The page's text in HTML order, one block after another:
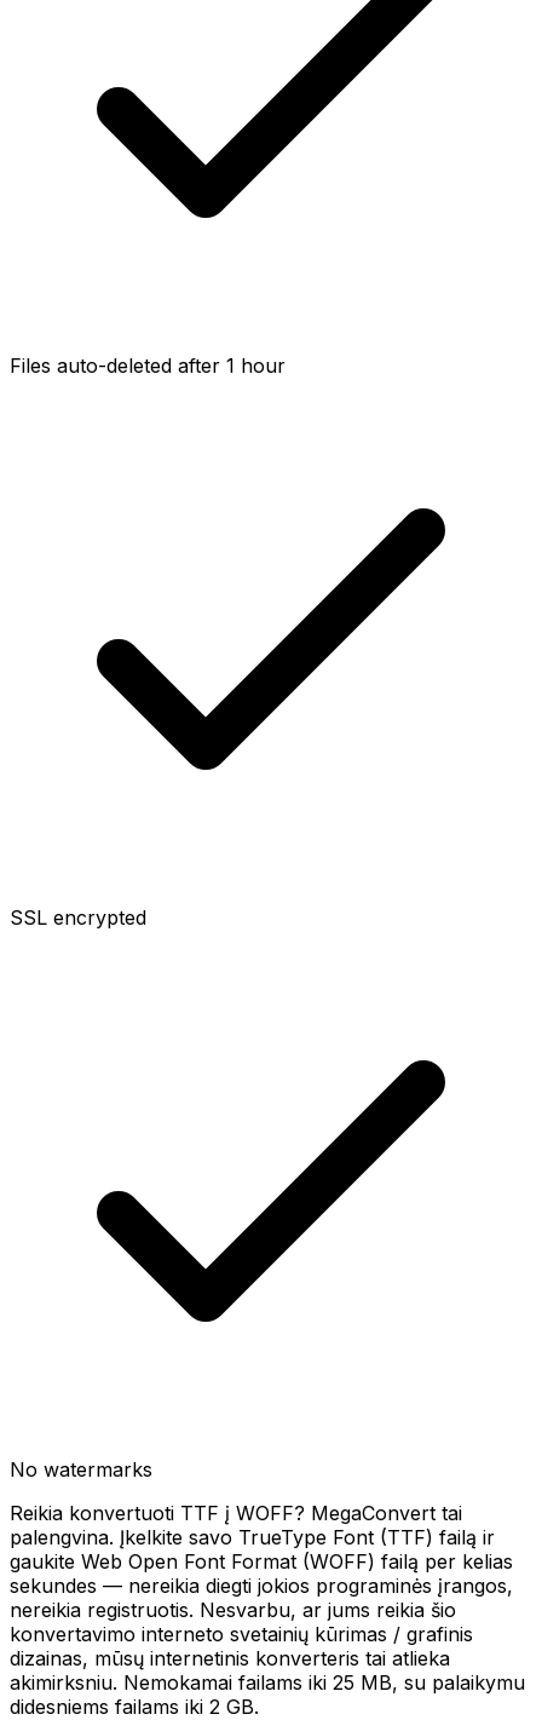
Files auto-deleted after 1 hour
SSL encrypted
No watermarks
Reikia konvertuoti TTF į WOFF? MegaConvert tai
palengvina. Įkelkite savo TrueType Font (TTF) failą ir
gaukite Web Open Font Format (WOFF) failą per kelias
sekundes — nereikia diegti jokios programinės įrangos,
nereikia registruotis. Nesvarbu, ar jums reikia šio
konvertavimo interneto svetainių kūrimas / grafinis
dizainas, mūsų internetinis konverteris tai atlieka
akimirksniu. Nemokamai failams iki 25 MB, su palaikymu
didesniems failams iki 2 GB.